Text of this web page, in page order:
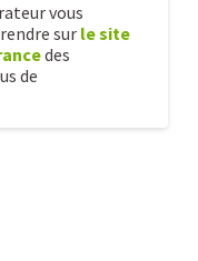
vous
sur le site
des
de